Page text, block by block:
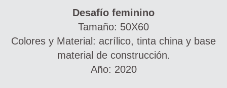
Desafío feminino
Tamaño: 50X60
Colores y Material: acrílico, tinta china y base
material de construcción.
Año: 2020